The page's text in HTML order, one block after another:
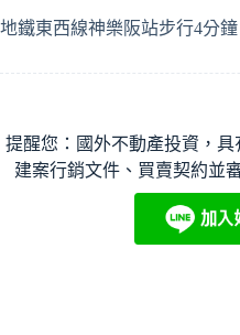
地鐵東西線神樂阪站步行4分鐘
提醒您：國外不動產投資，
建案行銷文件、買賣契約並